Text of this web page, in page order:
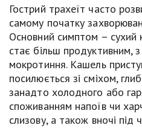
Гострий трахеїт часто
самому початку
Основний симптом – сухий
стає більш продуктивним,
мокротиння. Кашель
посилюється зі сміхом,
занадто холодного або
споживанням напоїв чи
слизову, а також вночі під